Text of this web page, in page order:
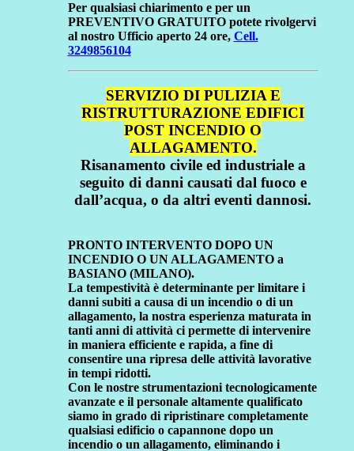
Per qualsiasi chiarimento e per un
PREVENTIVO GRATUITO potete rivolgervi
al nostro Ufficio aperto 24 ore, Cell.
3249856104
SERVIZIO DI PULIZIA E
RISTRUTTURAZIONE EDIFICI
POST INCENDIO O
ALLAGAMENTO.
Risanamento civile ed industriale a
seguito di danni causati dal fuoco e
dall’acqua, o da altri eventi dannosi.
PRONTO INTERVENTO DOPO UN
INCENDIO O UN ALLAGAMENTO a
BASIANO (MILANO).
La tempestività è determinante per limitare i
danni subiti a causa di un incendio o di un
allagamento, la nostra esperienza maturata in
tanti anni di attività ci permette di intervenire
in maniera efficiente e rapida, a fine di
consentire una ripresa delle attività lavorative
in tempi ridotti.
Con le nostre strumentazioni tecnologicamente
avanzate e il personale altamente qualificato
siamo in grado di ripristinare completamente
qualsiasi edificio o capannone dopo un
incendio o un allagamento, eliminando i